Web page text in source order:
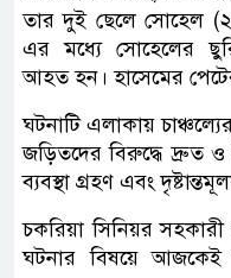
তার দুই ছেলে সোহেল
এর মধ্যে সোহেলের
আহত হন। হাসেমের
ঘটনাটি এলাকায়
জড়িতদের বিরুদ্ধে দ্রুত
ব্যবস্থা গ্রহণ এবং
চকরিয়া সিনিয়র
ঘটনার বিষয়ে আজকেই